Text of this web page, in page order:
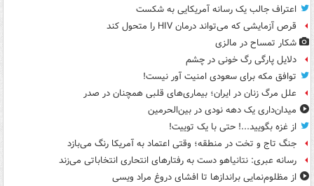
اعتراف جالب یک رسانه آمریکایی به شکست
قرص آزمایشی که می‌تواند درمان HIV را متحول کند
شکار تمساح در مالزی
دلایل پارگی رگ خونی در چشم
توافق مکه برای سعودی امنیت آور نیست!
علل مرگ زنان در ایران؛ بیماری‌های قلبی همچنان در صدر
میدان‌داری یک دهه نودی در بین‌الحرمین
از غزه بگویید...! حتی با یک توییت!
جنگ تاج و تخت در منطقه؛ وقتی اعتماد به آمریکا رنگ می‌بازد
رسانه عبری: نتانیاهو دست به رفتارهای انتحاری انتخاباتی می‌زند
از مظلوم‌نمایی براندازها تا افشای دروغ مراد ویسی